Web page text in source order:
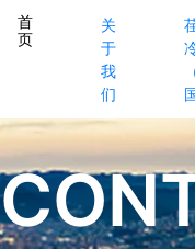
首
页
关
于
我
们